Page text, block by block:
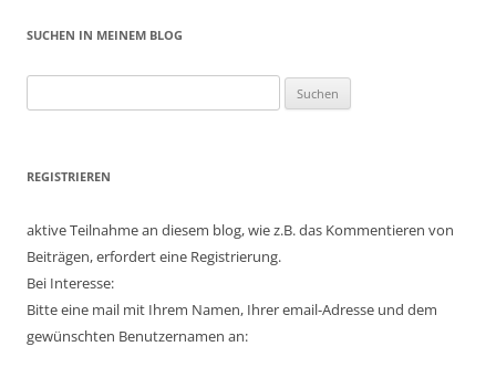
SUCHEN IN MEINEM BLOG
nach:
REGISTRIEREN
aktive Teilnahme an diesem blog, wie z.B. das Kommentieren von
Beiträgen, erfordert eine Registrierung.
Bei Interesse:
Bitte eine mail mit Ihrem Namen, Ihrer email-Adresse und dem
gewünschten Benutzernamen an: